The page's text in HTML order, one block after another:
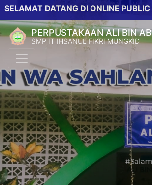
DATANG DI ONLINE PUBLIC
PERPUSTAKAAN ALI BIN
SMP IT IHSANUL FIKRI MUNGKID